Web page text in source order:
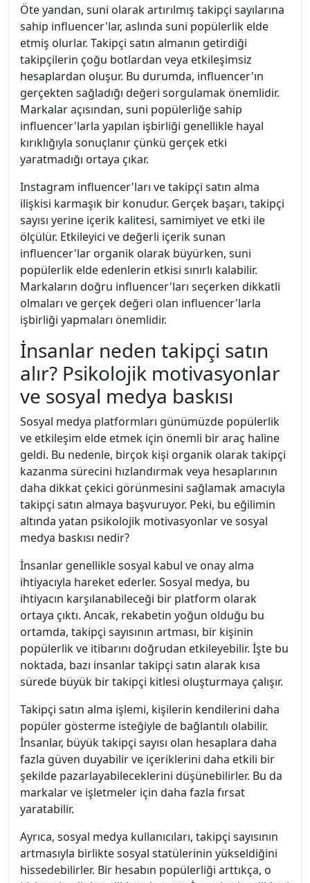
Öte yandan, suni olarak artırılmış takipçi sayılarına
sahip influencer'lar, aslında suni popülerlik elde
etmiş olurlar. Takipçi satın almanın getirdiği
takipçilerin çoğu botlardan veya etkileşimsiz
hesaplardan oluşur. Bu durumda, influencer'ın
gerçekten sağladığı değeri sorgulamak önemlidir.
Markalar açısından, suni popülerliğe sahip
influencer'larla yapılan işbirliği genellikle hayal
kırıklığıyla sonuçlanır çünkü gerçek etki
yaratmadığı ortaya çıkar.
Instagram influencer'ları ve takipçi satın alma
ilişkisi karmaşık bir konudur. Gerçek başarı, takipçi
sayısı yerine içerik kalitesi, samimiyet ve etki ile
ölçülür. Etkileyici ve değerli içerik sunan
influencer'lar organik olarak büyürken, suni
popülerlik elde edenlerin etkisi sınırlı kalabilir.
Markaların doğru influencer'ları seçerken dikkatli
olmaları ve gerçek değeri olan influencer'larla
işbirliği yapmaları önemlidir.
İnsanlar neden takipçi satın
alır? Psikolojik motivasyonlar
ve sosyal medya baskısı
Sosyal medya platformları günümüzde popülerlik
ve etkileşim elde etmek için önemli bir araç haline
geldi. Bu nedenle, birçok kişi organik olarak takipçi
kazanma sürecini hızlandırmak veya hesaplarının
daha dikkat çekici görünmesini sağlamak amacıyla
takipçi satın almaya başvuruyor. Peki, bu eğilimin
altında yatan psikolojik motivasyonlar ve sosyal
medya baskısı nedir?
İnsanlar genellikle sosyal kabul ve onay alma
ihtiyacıyla hareket ederler. Sosyal medya, bu
ihtiyacın karşılanabileceği bir platform olarak
ortaya çıktı. Ancak, rekabetin yoğun olduğu bu
ortamda, takipçi sayısının artması, bir kişinin
popülerlik ve itibarını doğrudan etkileyebilir. İşte bu
noktada, bazı insanlar takipçi satın alarak kısa
sürede büyük bir takipçi kitlesi oluşturmaya çalışır.
Takipçi satın alma işlemi, kişilerin kendilerini daha
popüler gösterme isteğiyle de bağlantılı olabilir.
İnsanlar, büyük takipçi sayısı olan hesaplara daha
fazla güven duyabilir ve içeriklerini daha etkili bir
şekilde pazarlayabileceklerini düşünebilirler. Bu da
markalar ve işletmeler için daha fazla fırsat
yaratabilir.
Ayrıca, sosyal medya kullanıcıları, takipçi sayısının
artmasıyla birlikte sosyal statülerinin yükseldiğini
hissedebilirler. Bir hesabın popülerliği arttıkça, o